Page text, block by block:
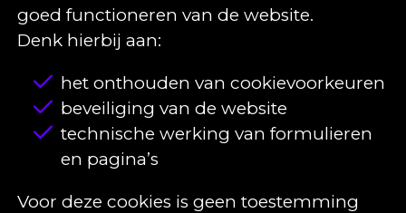
goed functioneren van de website.
Denk hierbij aan:
het onthouden van cookievoorkeuren
beveiliging van de website
technische werking van formulieren
en pagina’s
Voor deze cookies is geen toestemming